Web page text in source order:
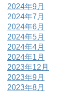
2024年9月
2024年7月
2024年6月
2024年5月
2024年4月
2024年1月
2023年12月
2023年9月
2023年8月